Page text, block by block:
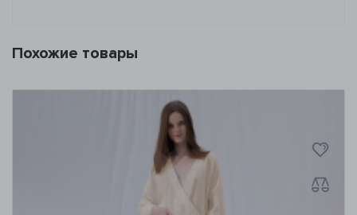
Похожие товары